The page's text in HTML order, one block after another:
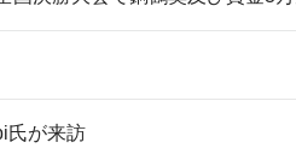
ス
氏が来訪